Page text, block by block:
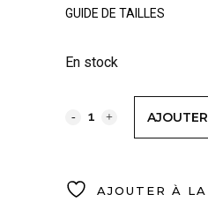
GUIDE DE TAILLES
En stock
AJOUTER À